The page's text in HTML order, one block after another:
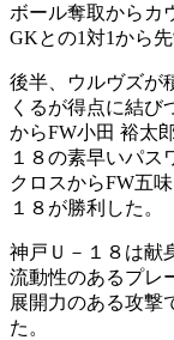
ボール奪取からカ
GKとの1対1から先
後半、ウルヴズが
くるが得点に結び
からFW小田 裕太
１８の素早いパス
クロスからFW五
１８が勝利した。
神戸Ｕ－１８は献
流動性のあるプレ
展開力のある攻撃
た。